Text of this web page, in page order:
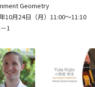
Geometry
24日（月）11:00～11:10
1